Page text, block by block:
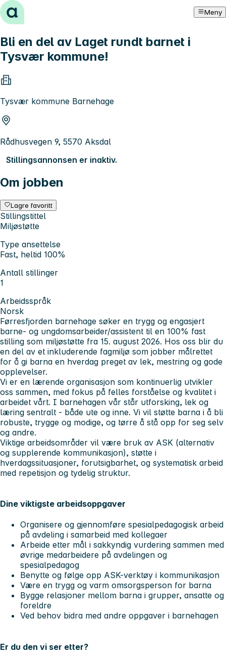
Hopp til innhold Meny
Bli en del av Laget rundt barnet i
Tysvær kommune!
Tysvær kommune Barnehage
Rådhusvegen 9, 5570 Aksdal
Stillingsannonsen er inaktiv.
Om jobben
Lagre favoritt
Stillingstittel
Miljøstøtte
Type ansettelse
Fast, heltid 100%
Antall stillinger
1
Arbeidsspråk
Norsk
Førresfjorden barnehage søker en trygg og engasjert
barne- og ungdomsarbeider/assistent til en 100% fast
stilling som miljøstøtte fra 15. august 2026. Hos oss blir du
en del av et inkluderende fagmiljø som jobber målrettet
for å gi barna en hverdag preget av lek, mestring og gode
opplevelser.
Vi er en lærende organisasjon som kontinuerlig utvikler
oss sammen, med fokus på felles forståelse og kvalitet i
arbeidet vårt. I barnehagen vår står utforsking, lek og
læring sentralt - både ute og inne. Vi vil støtte barna i å bli
robuste, trygge og modige, og tørre å stå opp for seg selv
og andre.
Viktige arbeidsområder vil være bruk av ASK (alternativ
og supplerende kommunikasjon), støtte i
hverdagssituasjoner, forutsigbarhet, og systematisk arbeid
med repetisjon og tydelig struktur.
Dine viktigste arbeidsoppgaver
Organisere og gjennomføre spesialpedagogisk arbeid
på avdeling i samarbeid med kollegaer
Arbeide etter mål i sakkyndig vurdering sammen med
øvrige medarbeidere på avdelingen og
spesialpedagog
Benytte og følge opp ASK-verktøy i kommunikasjon
Være en trygg og varm omsorgsperson for barna
Bygge relasjoner mellom barna i grupper, ansatte og
foreldre
Ved behov bidra med andre oppgaver i barnehagen
Er du den vi ser etter?